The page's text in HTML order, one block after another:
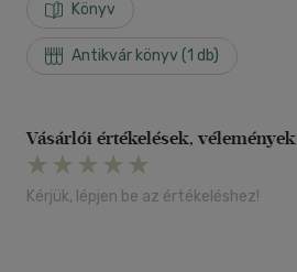
Könyv
Antikvár könyv (1 db)
Vásárlói értékelések, vélemények
Kérjük, lépjen be az értékeléshez!